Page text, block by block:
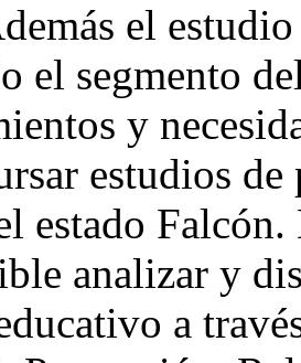
el
el segmento
y
estudios
estado
analizar y
a